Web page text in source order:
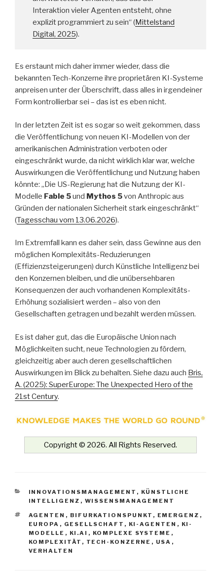
Interaktion vieler Agenten entsteht, ohne
explizit programmiert zu sein“ (Mittelstand
Digital, 2025).
Es erstaunt mich daher immer wieder, dass die
bekannten Tech-Konzerne ihre proprietären KI-Systeme
anpreisen unter der Überschrift, dass alles in irgendeiner
Form kontrollierbar sei – das ist es eben nicht.
In der letzten Zeit ist es sogar so weit gekommen, dass
die Veröffentlichung von neuen KI-Modellen von der
amerikanischen Administration verboten oder
eingeschränkt wurde, da nicht wirklich klar war, welche
Auswirkungen die Veröffentlichung und Nutzung haben
könnte: „Die US-Regierung hat die Nutzung der KI-
Modelle Fable 5und Mythos 5von Anthropic aus
Gründen der nationalen Sicherheit stark eingeschränkt“
(Tagesschau vom 13.06.2026).
Im Extremfall kann es daher sein, dass Gewinne aus den
möglichen Komplexitäts-Reduzierungen
(Effizienzsteigerungen) durch Künstliche Intelligenz bei
den Konzernen bleiben, und die unübersehbaren
Konsequenzen der auch vorhandenen Komplexitäts-
Erhöhung sozialisiert werden – also von den
Gesellschaften getragen und bezahlt werden müssen.
Es ist daher gut, das die Europäische Union nach
Möglichkeiten sucht, neue Technologien zu fördern,
gleichzeitig aber auch deren gesellschaftlichen
Auswirkungen im Blick zu behalten. Siehe dazu auch Bris,
A. (2025): SuperEurope: The Unexpected Hero of the
21st Century.
Copyright © 2026. All Rights Reserved.
KATEGORIEN
INNOVATIONSMANAGEMENT , KÜNSTLICHE
INTELLIGENZ , WISSENSMANAGEMENT
SCHLAGWÖRTER
AGENTEN , BIFURKATIONSPUNKT , EMERGENZ ,
EUROPA , GESELLSCHAFT , KI-AGENTEN , KI-
MODELLE , KI.AI , KOMPLEXE SYSTEME ,
KOMPLEXITÄT , TECH-KONZERNE , USA ,
VERHALTEN